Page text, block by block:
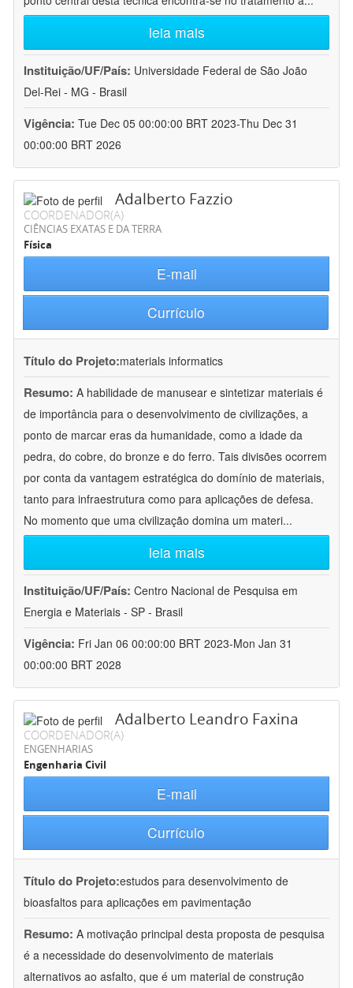
leia mais
Instituição/UF/País: Universidade Federal de São João
Del-Rei - MG - Brasil
Vigência: Tue Dec 05 00:00:00 BRT 2023-Thu Dec 31
00:00:00 BRT 2026
Adalberto Fazzio
COORDENADOR(A)
CIÊNCIAS EXATAS E DA TERRA
Física
E-mail
Currículo
Título do Projeto:materials informatics
Resumo: A habilidade de manusear e sintetizar materiais é
de importância para o desenvolvimento de civilizações, a
ponto de marcar eras da humanidade, como a idade da
pedra, do cobre, do bronze e do ferro. Tais divisões ocorrem
por conta da vantagem estratégica do domínio de materiais,
tanto para infraestrutura como para aplicações de defesa.
No momento que uma civilização domina um materi...
leia mais
Instituição/UF/País: Centro Nacional de Pesquisa em
Energia e Materiais - SP - Brasil
Vigência: Fri Jan 06 00:00:00 BRT 2023-Mon Jan 31
00:00:00 BRT 2028
Adalberto Leandro Faxina
COORDENADOR(A)
ENGENHARIAS
Engenharia Civil
E-mail
Currículo
Título do Projeto:estudos para desenvolvimento de
bioasfaltos para aplicações em pavimentação
Resumo: A motivação principal desta proposta de pesquisa
é a necessidade do desenvolvimento de materiais
alternativos ao asfalto, que é um material de construção